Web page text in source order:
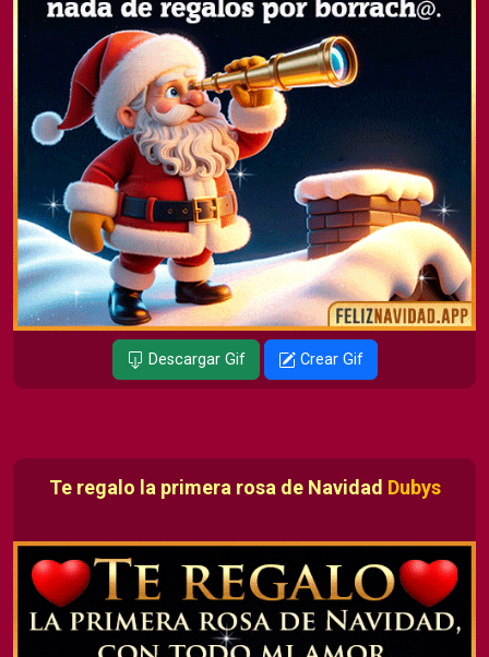
Descargar Gif Crear Gif
Te regalo la primera rosa de Navidad Dubys